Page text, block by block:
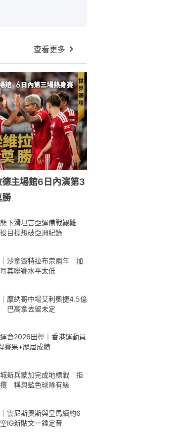
查看更多
主場館6日內演第3
下滑坦言亞運備戰艱難
目標想破亞洲紀錄
｜沙拿簽特拉布宗兩年 加
其聯賽水平太低
摩納哥中場艾利奧捷4.5億
巴高拿去留未定
會2026田徑｜香港運動員
賽果+歷屆成績
新兵蒙加完成地標戰 拒
稱與藍色球隊有緣
雲尼斯奧斯與皇馬續約6
IG新貼文一錘定音